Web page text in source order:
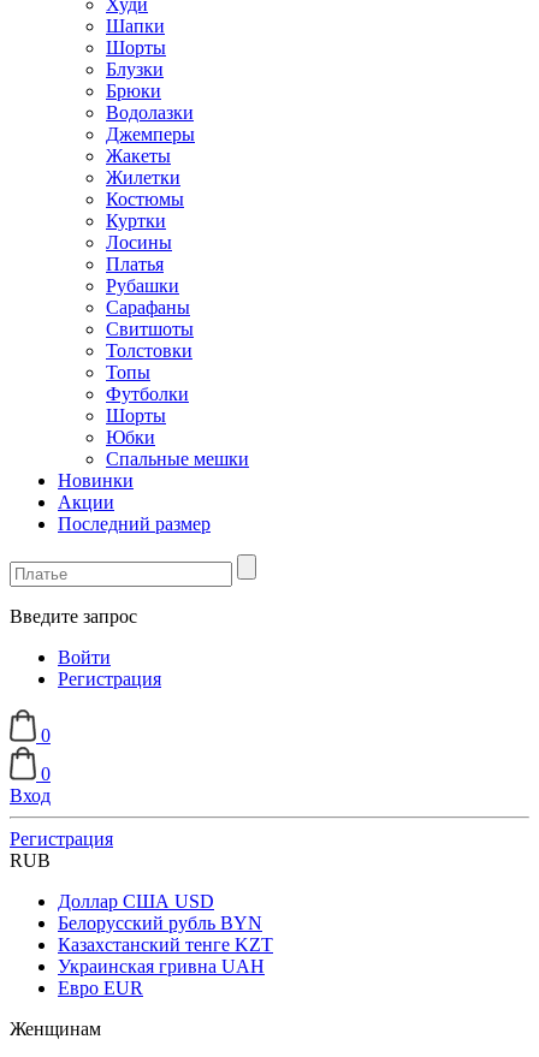
Шапки
Шорты
Блузки
Брюки
Водолазки
Джемперы
Жакеты
Жилетки
Костюмы
Куртки
Лосины
Платья
Рубашки
Сарафаны
Свитшоты
Толстовки
Топы
Футболки
Шорты
Юбки
Спальные мешки
Новинки
Акции
Последний размер
Введите запрос
Войти
Регистрация
0
0
Вход
Регистрация
RUB
Доллар США USD
Белорусский рубль BYN
Казахстанский тенге KZT
Украинская гривна UAH
Евро EUR
Женщинам